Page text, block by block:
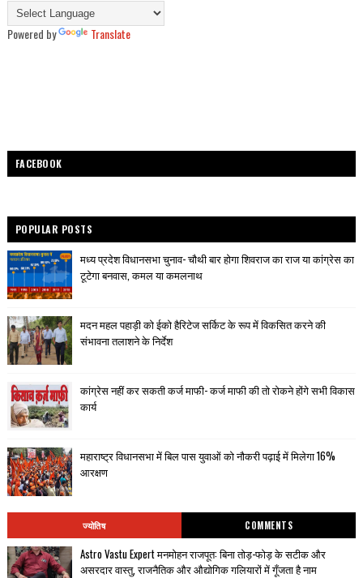
Powered by Translate
FACEBOOK
POPULAR POSTS
मध्य प्रदेश विधानसभा चुनाव- चौथी बार होगा शिवराज का राज या कांग्रेस का
टूटेगा बनवास, कमल या कमलनाथ
मदन महल पहाड़ी को ईको हैरिटेज सर्किट के रूप में विकसित करने की
संभावना तलाशने के निर्देश
कांग्रेस नहीं कर सकती कर्ज माफी- कर्ज माफी की तो रोकने होंगे सभी विकास
कार्य
महाराष्ट्र विधानसभा में बिल पास युवाओं को नौकरी पढ़ाई में मिलेगा 16%
आरक्षण
ज्योतिष COMMENTS
Astro Vastu Expert मनमोहन राजपूत: बिना तोड़-फोड़ के सटीक और
असरदार वास्तु, राजनैतिक और औद्योगिक गलियारों में गूँजता है नाम